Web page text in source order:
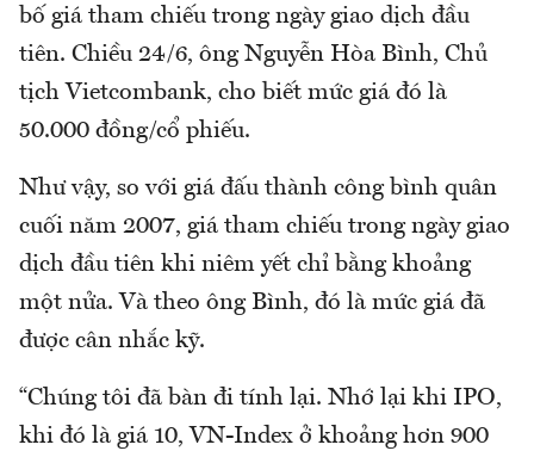
bố giá tham chiếu trong ngày giao dịch đầu
tiên. Chiều 24/6, ông Nguyễn Hòa Bình, Chủ
tịch Vietcombank, cho biết mức giá đó là
50.000 đồng/cổ phiếu.
Như vậy, so với giá đấu thành công bình quân
cuối năm 2007, giá tham chiếu trong ngày giao
dịch đầu tiên khi niêm yết chỉ bằng khoảng
một nửa. Và theo ông Bình, đó là mức giá đã
được cân nhắc kỹ.
“Chúng tôi đã bàn đi tính lại. Nhớ lại khi IPO,
khi đó là giá 10, VN-Index ở khoảng hơn 900